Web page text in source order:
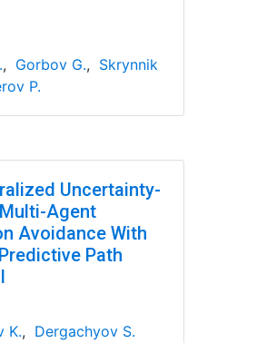
, Gorbov G., Skrynnik
P.
Uncertainty-
Agent
Avoidance With
Path
K., Dergachyov S.